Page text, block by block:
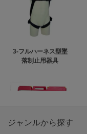
3-フルハーネス型墜
落制止用器具
ジャンルから探す